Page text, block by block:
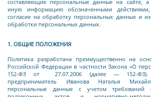
составляющие персональные данные на сайте, а
иную информацию обозначенными
согласие на обработку персональных данных и
обработки персональных данных.
1. ОБЩИЕ ПОЛОЖЕНИЯ
Политика разработана преимущественно на
Российской Федерации в частности Закона «О
152-ФЗ от 27.07.2006 (далее — 152-
предприниматель Иванова Наталья
персональные данные с учетом требований